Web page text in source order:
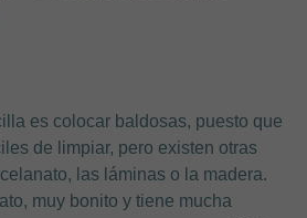
es colocar baldosas, puesto que
de limpiar, pero existen otras
las láminas o la madera.
muy bonito y tiene mucha